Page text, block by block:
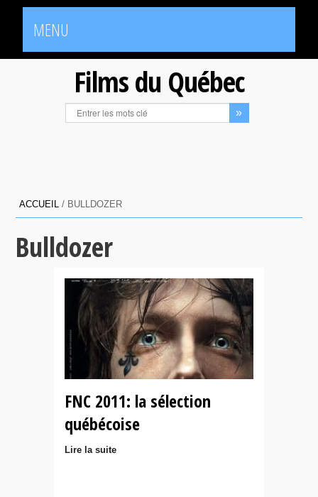
MENU
Films du Québec
ACCUEIL / BULLDOZER
Bulldozer
FNC 2011: la sélection
québécoise
Lire la suite